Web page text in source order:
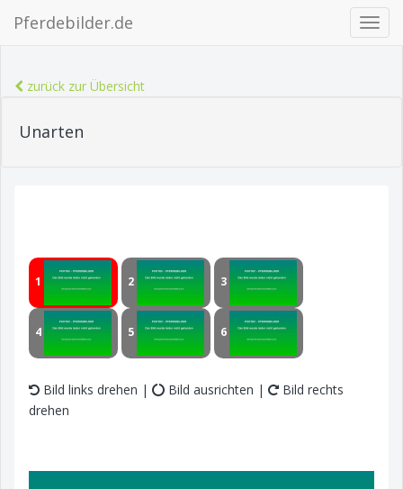
Pferdebilder.de
zurück zur Übersicht
Unarten
1 2 3
4 5 6
Bild links drehen | Bild ausrichten |
Bild rechts
drehen